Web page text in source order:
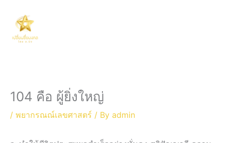
content
104 คือ ผู้ยิ่งใหญ่
/ พยากรณณ์เลขศาสตร์ / By admin